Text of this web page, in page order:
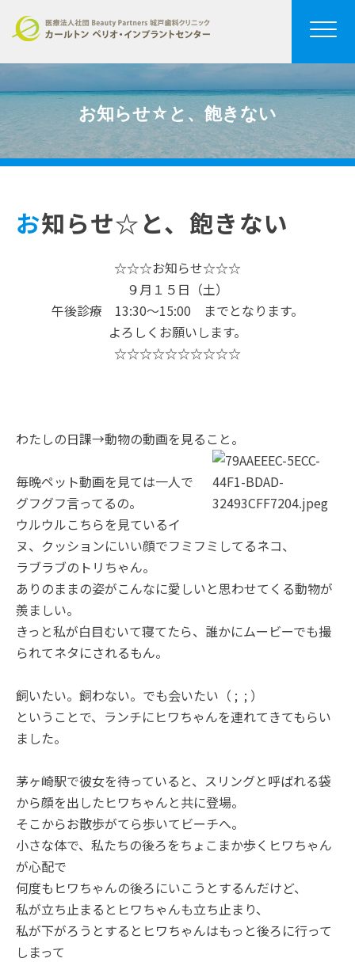
お知らせ☆と、飽きない
お知らせ☆と、飽きない
☆☆☆お知らせ☆☆☆
９月１５日（土）
午後診療 13:30〜15:00 までとなります。
よろしくお願いします。
☆☆☆☆☆☆☆☆☆☆
わたしの日課→動物の動画を見ること。
毎晩ペット動画を見ては一人で
グフグフ言ってるの。
ウルウルこちらを見ているイ
ヌ、クッションにいい顔でフミフミしてるネコ、
ラブラブのトリちゃん。
ありのままの姿がこんなに愛しいと思わせてくる動物が
羨ましい。
きっと私が白目むいて寝てたら、誰かにムービーでも撮
られてネタにされるもん。
飼いたい。飼わない。でも会いたい（ ; ; ）
ということで、ランチにヒワちゃんを連れてきてもらい
ました。
茅ヶ崎駅で彼女を待っていると、スリングと呼ばれる袋
から顔を出したヒワちゃんと共に登場。
そこからお散歩がてら歩いてビーチへ。
小さな体で、私たちの後ろをちょこまか歩くヒワちゃん
が心配で
何度もヒワちゃんの後ろにいこうとするんだけど、
私が立ち止まるとヒワちゃんも立ち止まり、
私が下がろうとするとヒワちゃんはもっと後ろに行って
しまって